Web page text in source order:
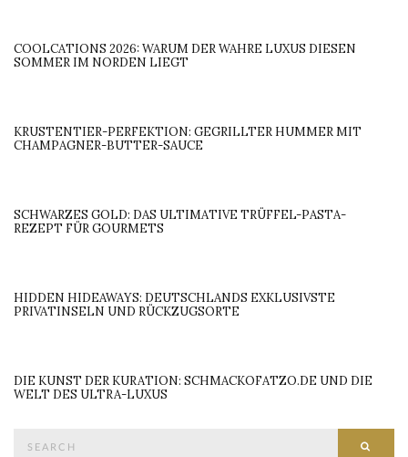
COOLCATIONS 2026: WARUM DER WAHRE LUXUS DIESEN
SOMMER IM NORDEN LIEGT
KRUSTENTIER-PERFEKTION: GEGRILLTER HUMMER MIT
CHAMPAGNER-BUTTER-SAUCE
SCHWARZES GOLD: DAS ULTIMATIVE TRÜFFEL-PASTA-
REZEPT FÜR GOURMETS
HIDDEN HIDEAWAYS: DEUTSCHLANDS EXKLUSIVSTE
PRIVATINSELN UND RÜCKZUGSORTE
DIE KUNST DER KURATION: SCHMACKOFATZO.DE UND DIE
WELT DES ULTRA-LUXUS